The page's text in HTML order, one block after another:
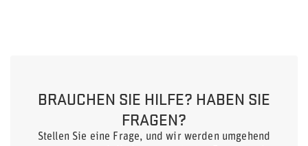
BRAUCHEN SIE HILFE? HABEN SIE
FRAGEN?
Stellen Sie eine Frage, und wir werden umgehend